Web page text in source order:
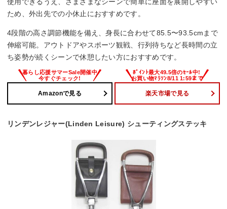
ため、外出先での小休止におすすめです。
4段階の高さ調節機能を備え、身長に合わせて85.5〜93.5cmまで
伸縮可能。アウトドアやスポーツ観戦、行列待ちなど長時間の立
ち姿勢が続くシーンで休憩したい方におすすめです。
Amazonで見る 楽天市場で見る
リンデンレジャー(Linden Leisure) シューティングステッキ